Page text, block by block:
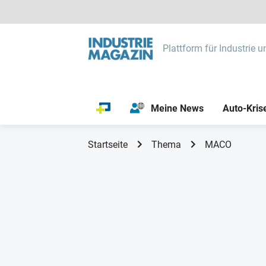
Plattform für Industrie
Meine News Auto-
Startseite Thema MACO